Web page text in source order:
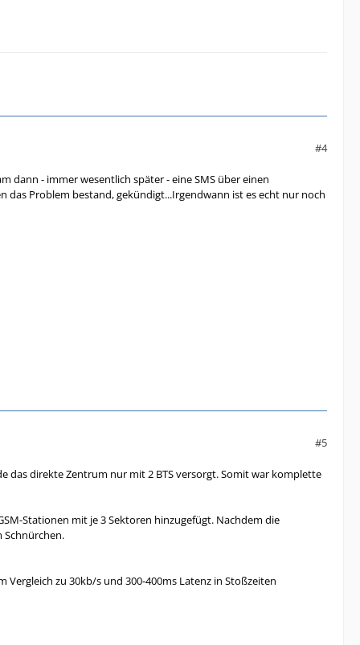
#4
dann - immer wesentlich später - eine SMS über einen
das Problem bestand, gekündigt...Irgendwann ist es echt nur noch
#5
das direkte Zentrum nur mit 2 BTS versorgt. Somit war komplette
Stationen mit je 3 Sektoren hinzugefügt. Nachdem die
Schnürchen.
Vergleich zu 30kb/s und 300-400ms Latenz in Stoßzeiten